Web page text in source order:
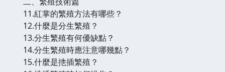
11.紅掌的繁殖方法有哪些？
12.什麼是分生繁殖？
13.分生繁殖有何優缺點？
14.分生繁殖時應注意哪幾點？
15.什麼是扡插繁殖？